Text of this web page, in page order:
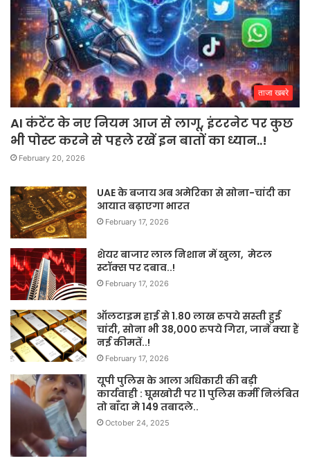
ताजा खबरे
AI कंटेंट के नए नियम आज से लागू, इंटरनेट पर कुछ
भी पोस्ट करने से पहले रखें इन बातों का ध्यान..!
February 20, 2026
UAE के बजाय अब अमेरिका से सोना-चांदी का
आयात बढ़ाएगा भारत
February 17, 2026
शेयर बाजार लाल निशान में खुला, मेटल
स्टॉक्स पर दबाव..!
February 17, 2026
ऑलटाइम हाई से 1.80 लाख रुपये सस्ती हुई
चांदी, सोना भी 38,000 रुपये गिरा, जानें क्या हैं
नई कीमतें..!
February 17, 2026
यूपी पुलिस के आला अधिकारी की बड़ी
कार्यवाही : घूसखोरी पर 11 पुलिस कर्मी निलंबित
तो बाँदा मे 149 तबादले..
October 24, 2025